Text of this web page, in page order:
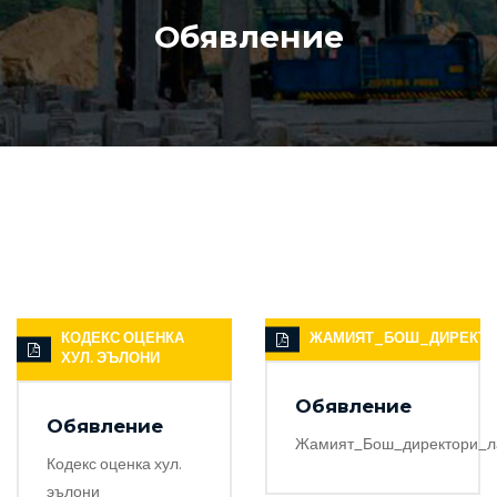
Обявление
КОДЕКС ОЦЕНКА
ХУЛ. ЭЪЛОНИ
Обявление
Кодекс оценка хул.
Обявление